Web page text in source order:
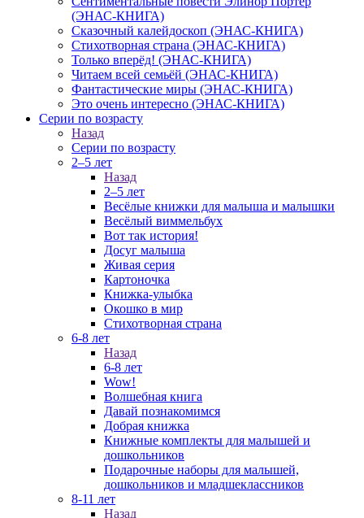
(ЭНАС-КНИГА)
Сказочный калейдоскоп (ЭНАС-КНИГА)
Стихотворная страна (ЭНАС-КНИГА)
Только вперёд! (ЭНАС-КНИГА)
Читаем всей семьёй (ЭНАС-КНИГА)
Фантастические миры (ЭНАС-КНИГА)
Это очень интересно (ЭНАС-КНИГА)
Серии по возрасту
Назад
Серии по возрасту
2–5 лет
Назад
2–5 лет
Весёлые книжки для малыша и малышки
Весёлый виммельбух
Вот так история!
Досуг малыша
Живая серия
Картоночка
Книжка-улыбка
Окошко в мир
Стихотворная страна
6-8 лет
Назад
6-8 лет
Wow!
Волшебная книга
Давай познакомимся
Добрая книжка
Книжные комплекты для малышей и
дошкольников
Подарочные наборы для малышей,
дошкольников и младшеклассников
8-11 лет
Назад